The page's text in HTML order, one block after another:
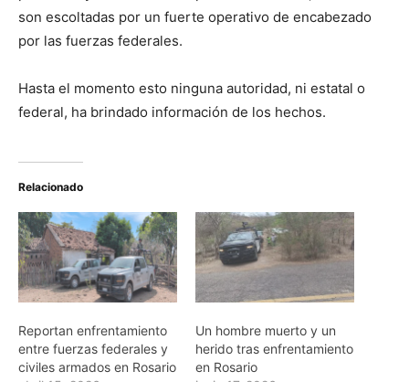
son escoltadas por un fuerte operativo de encabezado
por las fuerzas federales.
Hasta el momento esto ninguna autoridad, ni estatal o
federal, ha brindado información de los hechos.
Relacionado
Reportan enfrentamiento
entre fuerzas federales y
civiles armados en Rosario
Un hombre muerto y un
herido tras enfrentamiento
en Rosario